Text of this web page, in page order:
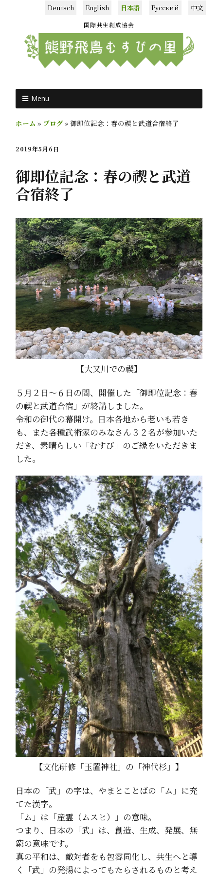
Deutsch English 日本語 Русский 中文
国際共生創成協会
Menu
ホーム » ブログ » 御即位記念：春の禊と武道合宿終了
2019年5月6日
御即位記念：春の禊と武道
合宿終了
【大又川での禊】
５月２日～６日の間、開催した「御即位記念：春
の禊と武道合宿」が終講しました。
令和の御代の幕開け。日本各地から老いも若き
も、また各種武術家のみなさん３２名が参加いた
だき、素晴らしい「むすび」のご縁をいただきま
した。
【文化研修「玉置神社」の「神代杉」】
日本の「武」の字は、やまとことばの「ム」に充
てた漢字。
「ム」は「産霊（ムスヒ）」の意味。
つまり、日本の「武」は、創造、生成、発展、無
窮の意味です。
真の平和は、敵対者をも包容同化し、共生へと導
く「武」の発揚によってもたらされるものと考え